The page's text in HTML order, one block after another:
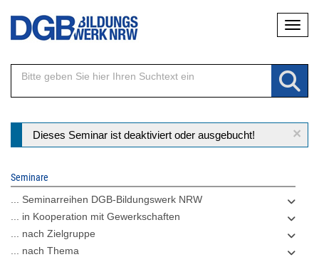
Direkt
Inhalt
×
Statusmeldung
Dieses Seminar ist deaktiviert oder ausgebucht!
Seminare
... Seminarreihen DGB-Bildungswerk NRW
... in Kooperation mit Gewerkschaften
... nach Zielgruppe
... nach Thema